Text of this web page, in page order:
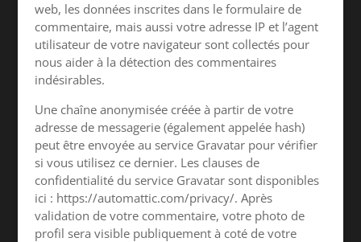
web, les données inscrites dans le formulaire de
commentaire, mais aussi votre adresse IP et l’agent
utilisateur de votre navigateur sont collectés pour
nous aider à la détection des commentaires
indésirables.
Une chaîne anonymisée créée à partir de votre
adresse de messagerie (également appelée hash)
peut être envoyée au service Gravatar pour vérifier
si vous utilisez ce dernier. Les clauses de
confidentialité du service Gravatar sont disponibles
ici : https://automattic.com/privacy/. Après
validation de votre commentaire, votre photo de
profil sera visible publiquement à coté de votre